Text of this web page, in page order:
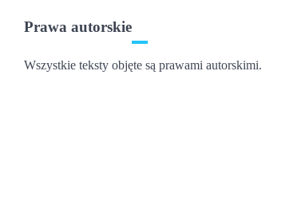
Prawa autorskie
Wszystkie teksty objęte są prawami autorskimi.